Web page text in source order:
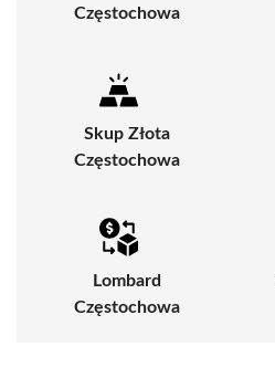
Częstochowa
Skup Złota
Częstochowa
Lombard
Częstochowa